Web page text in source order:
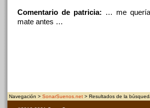
Comentario de patricia: … me
mate antes …
Navegación > SonarSuenos.net > Resultados de la